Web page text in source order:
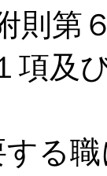
則第
項及
る職